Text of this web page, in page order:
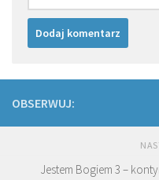
OBSERWUJ:
Jestem Bogiem 3 –